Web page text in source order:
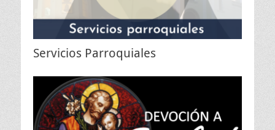
Servicios Parroquiales